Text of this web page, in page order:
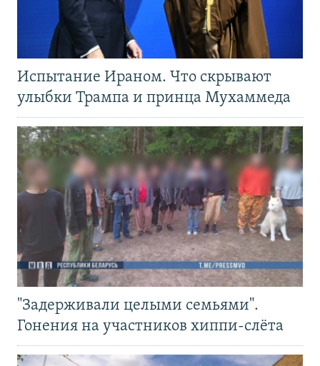
Испытание Ираном. Что скрывают
улыбки Трампа и принца Мухаммеда
"Задерживали целыми семьями".
Гонения на участников хиппи-слёта